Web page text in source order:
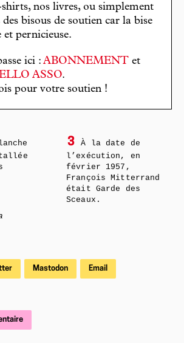
shirts, nos livres, ou simplement
bisous de soutien car la bise
pernicieuse.
ici : ABONNEMENT et
ASSO.
pour votre soutien !
3
À la date de
l’exécution, en
février 1957,
François Mitterrand
était Garde des
Sceaux.
Mastodon Email